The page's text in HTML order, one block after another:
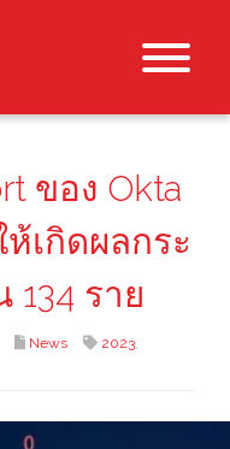
ของ Okta
เกิดผลกระ
ราย
News 2023,